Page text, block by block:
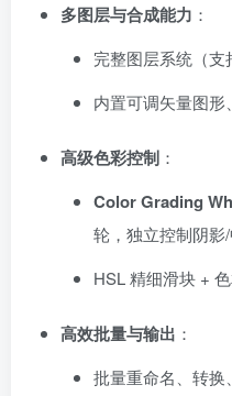
多图层与合成能力 ：
完整图层系统（支
内置可调矢量图
高级色彩控制 ：
Color Grading
轮，独立控制阴影
HSL 精细滑块 +
高效批量与输出 ：
批量重命名、转换